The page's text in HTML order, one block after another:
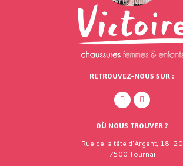
RETROUVEZ-NOUS SUR :
OÙ NOUS TROUVER ?
Rue de la tête d'Argent, 18-20
7500 Tournai